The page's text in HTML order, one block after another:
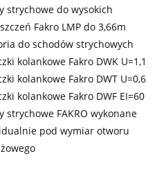
strychowe do wysokich
Fakro LMP do 3,66m
do schodów strychowych
kolankowe Fakro DWK U=1,1
kolankowe Fakro DWT U=0,6
kolankowe Fakro DWF EI=60
strychowe FAKRO wykonane
pod wymiar otworu